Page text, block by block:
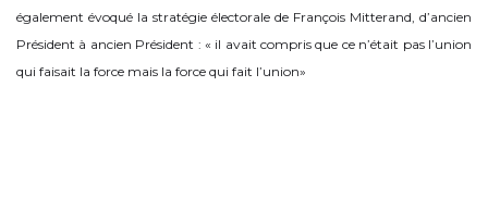
également évoqué la stratégie électorale de François Mitterand, d’ancien
Président à ancien Président : « il avait compris que ce n’était pas l’union
qui faisait la force mais la force qui fait l’union»